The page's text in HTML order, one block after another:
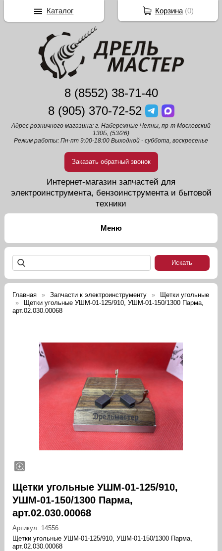
8 (8552) 38-71-40
8 (905) 370-72-52
Адрес розничного магазина: г. Набережные Челны, пр-т Московский
130Б, (53/26)
Режим работы: Пн-пт 9:00-18:00 Выходной - суббота, воскресенье
Заказать обратный звонок
Интернет-магазин запчастей для
электроинструмента, бензоинструмента и бытовой
техники
Главная Запчасти к электроинструменту
Щетки угольные
Щетки угольные УШМ-01-125/910, УШМ-01-150/1300 Парма,
арт.02.030.00068
Щетки угольные УШМ-01-125/910,
УШМ-01-150/1300 Парма,
арт.02.030.00068
Артикул: 14556
Щетки угольные УШМ-01-125/910, УШМ-01-150/1300 Парма,
арт.02.030.00068
Корзина(0)
Каталог